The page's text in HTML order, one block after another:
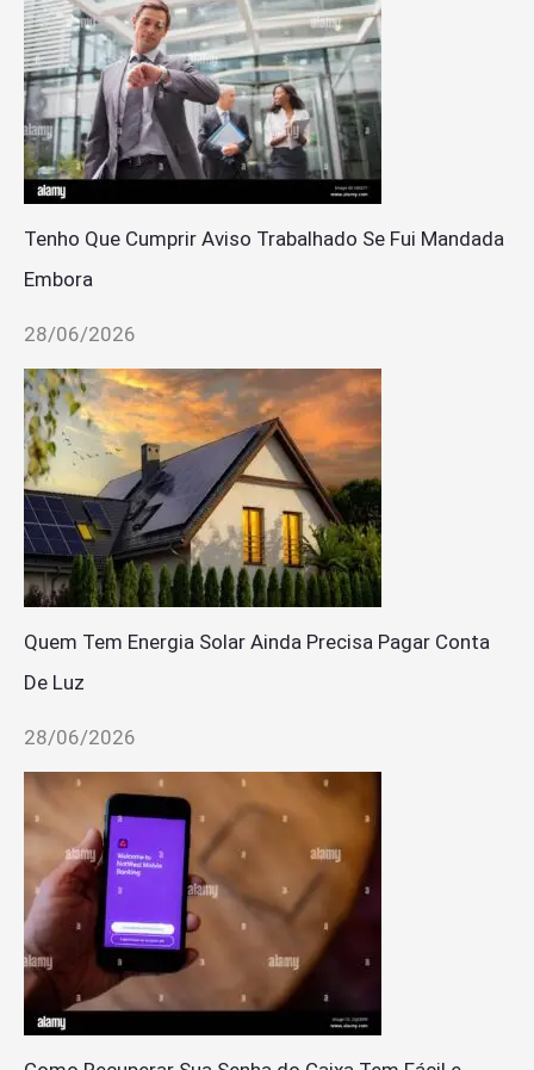
Tenho Que Cumprir Aviso Trabalhado Se Fui Mandada
Embora
28/06/2026
Quem Tem Energia Solar Ainda Precisa Pagar Conta
De Luz
28/06/2026